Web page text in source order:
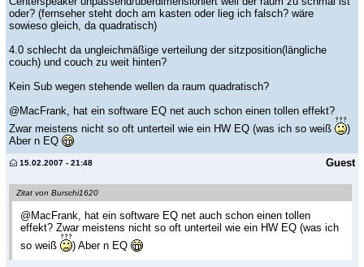
oder? (fernseher steht doch am kasten oder lieg ich falsch? wäre
sowieso gleich, da quadratisch)
4.0 schlecht da ungleichmäßige verteilung der sitzposition(längliche
couch) und couch zu weit hinten?
Kein Sub wegen stehende wellen da raum quadratisch?
@MacFrank, hat ein software EQ net auch schon einen tollen effekt?
Zwar meistens nicht so oft unterteil wie ein HW EQ (was ich so weiß
)
Aber n EQ
Guest
15.02.2007 - 21:48
Zitat von Burschi1620
@MacFrank, hat ein software EQ net auch schon einen tollen
effekt? Zwar meistens nicht so oft unterteil wie ein HW EQ (was ich
so weiß
) Aber n EQ